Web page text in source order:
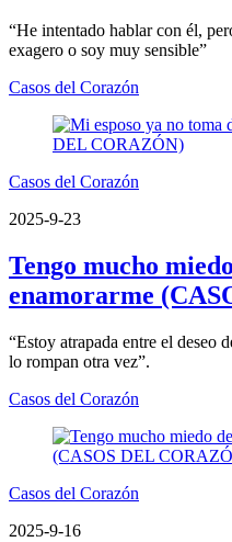
“He intentado hablar con él,
exagero o soy muy sensible”
Casos del Corazón
Casos del Corazón
2025-9-23
Tengo mucho
enamorarme
“Estoy atrapada entre el deseo
lo rompan otra vez”.
Casos del Corazón
Casos del Corazón
2025-9-16